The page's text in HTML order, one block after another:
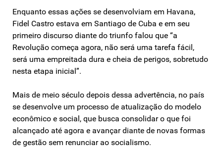
Enquanto essas ações se desenvolviam em Havana,
Fidel Castro estava em Santiago de Cuba e em seu
primeiro discurso diante do triunfo falou que “a
Revolução começa agora, não será uma tarefa fácil,
será uma empreitada dura e cheia de perigos, sobretudo
nesta etapa inicial”.
Mais de meio século depois dessa advertência, no país
se desenvolve um processo de atualização do modelo
econômico e social, que busca consolidar o que foi
alcançado até agora e avançar diante de novas formas
de gestão sem renunciar ao socialismo.